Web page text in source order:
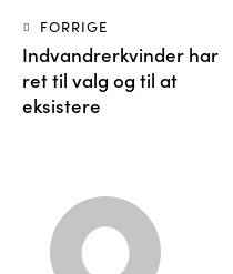
FORRIGE
Indvandrerkvinder har
ret til valg og til at
eksistere